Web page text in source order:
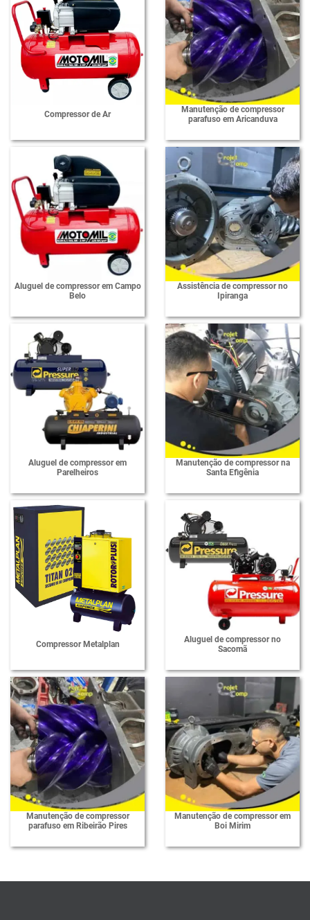
Compressor de Ar
Manutenção de compressor
parafuso em Aricanduva
Aluguel de compressor em Campo
Belo
Assistência de compressor no
Ipiranga
Aluguel de compressor em
Parelheiros
Manutenção de compressor na
Santa Efigênia
Compressor Metalplan
Aluguel de compressor no
Sacomã
Manutenção de compressor
parafuso em Ribeirão Pires
Manutenção de compressor em
Boi Mirim